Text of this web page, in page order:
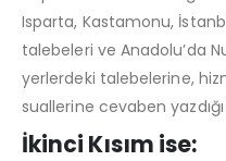
Isparta, Kastamonu,
talebeleri ve Anadolu’da
yerlerdeki talebelerine,
suallerine cevaben
İkinci Kısım ise: